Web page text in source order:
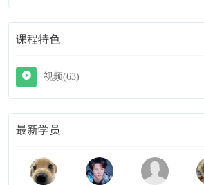
课程特色
视频(63)
最新学员